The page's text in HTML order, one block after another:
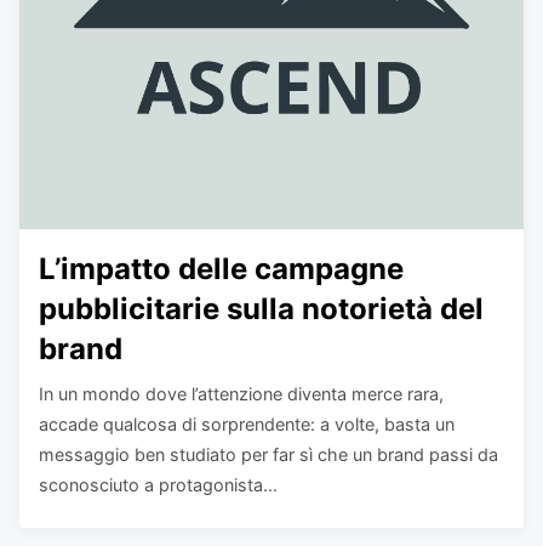
L’impatto delle campagne
pubblicitarie sulla notorietà del
brand
In un mondo dove l’attenzione diventa merce rara,
accade qualcosa di sorprendente: a volte, basta un
messaggio ben studiato per far sì che un brand passi da
sconosciuto a protagonista...